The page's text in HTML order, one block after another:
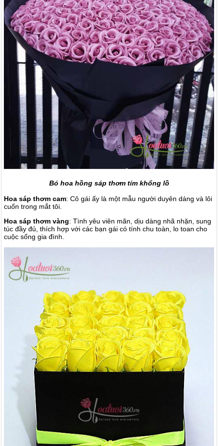
Bó hoa hồng sáp thơm tím khổng lồ
Hoa sáp thơm cam: Cô gái ấy là một mẫu người duyên dáng và lôi
cuốn trong mắt tôi.
Hoa sáp thơm vàng: Tình yêu viên mãn, dịu dàng nhã nhặn, sung
túc đầy đủ, thích hợp với các bạn gái có tính chu toàn, lo toan cho
cuộc sống gia đình.